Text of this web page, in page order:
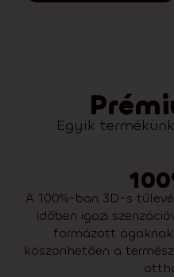
Egyik
A 100%-ban 3D-s
időben igazi
formázott ágaknak
köszönhetően a